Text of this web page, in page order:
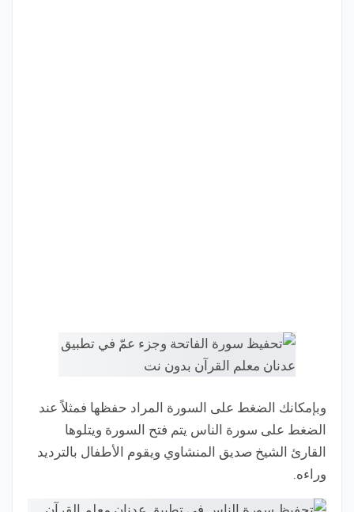
وبإمكانك الضغط على السورة المراد حفظها فمثلاً عند
الضغط على سورة الناس يتم فتح السورة ويتلوها
القارئ الشيخ صديق المنشاوي ويقوم الأطفال بالترديد
وراءه.